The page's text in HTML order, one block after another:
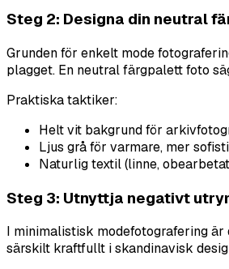
Steg 2: Designa din neutral
Grunden för enkelt mode
plagget. En neutral färgpalett foto
Praktiska taktiker:
Helt vit bakgrund för
Ljus grå för varmare, mer
Naturlig textil (linne,
Steg 3: Utnyttja negativt
I minimalistisk modefotografering
särskilt kraftfullt i skandinavisk